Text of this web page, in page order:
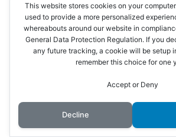
北条早雲(1)
北条氏康(8)
北条氏照
This website stores cookies on your
used to provide a more personalized
whereabouts around our website in
General Data Protection Regulation. If you
any future tracking, a cookie will be setup
remember this choice for one
Accept or Deny
Decline